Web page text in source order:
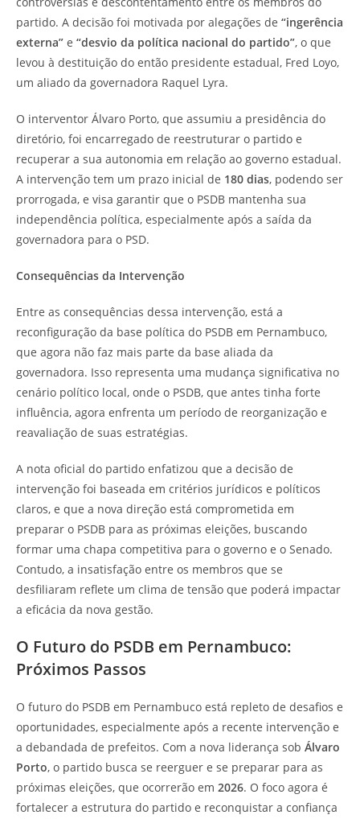
partido. A decisão foi motivada por alegações de “ingerência
externa” e “desvio da política nacional do partido”, o que
levou à destituição do então presidente estadual, Fred Loyo,
um aliado da governadora Raquel Lyra.
O interventor Álvaro Porto, que assumiu a presidência do
diretório, foi encarregado de reestruturar o partido e
recuperar a sua autonomia em relação ao governo estadual.
A intervenção tem um prazo inicial de 180 dias, podendo ser
prorrogada, e visa garantir que o PSDB mantenha sua
independência política, especialmente após a saída da
governadora para o PSD.
Consequências da Intervenção
Entre as consequências dessa intervenção, está a
reconfiguração da base política do PSDB em Pernambuco,
que agora não faz mais parte da base aliada da
governadora. Isso representa uma mudança significativa no
cenário político local, onde o PSDB, que antes tinha forte
influência, agora enfrenta um período de reorganização e
reavaliação de suas estratégias.
A nota oficial do partido enfatizou que a decisão de
intervenção foi baseada em critérios jurídicos e políticos
claros, e que a nova direção está comprometida em
preparar o PSDB para as próximas eleições, buscando
formar uma chapa competitiva para o governo e o Senado.
Contudo, a insatisfação entre os membros que se
desfiliaram reflete um clima de tensão que poderá impactar
a eficácia da nova gestão.
O Futuro do PSDB em Pernambuco:
Próximos Passos
O futuro do PSDB em Pernambuco está repleto de desafios e
oportunidades, especialmente após a recente intervenção e
a debandada de prefeitos. Com a nova liderança sob Álvaro
Porto, o partido busca se reerguer e se preparar para as
próximas eleições, que ocorrerão em 2026. O foco agora é
fortalecer a estrutura do partido e reconquistar a confiança